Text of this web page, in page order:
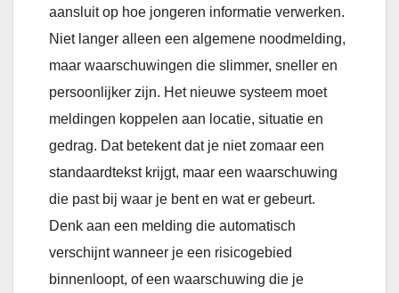
aansluit op hoe jongeren informatie verwerken.
Niet langer alleen een algemene noodmelding,
maar waarschuwingen die slimmer, sneller en
persoonlijker zijn. Het nieuwe systeem moet
meldingen koppelen aan locatie, situatie en
gedrag. Dat betekent dat je niet zomaar een
standaardtekst krijgt, maar een waarschuwing
die past bij waar je bent en wat er gebeurt.
Denk aan een melding die automatisch
verschijnt wanneer je een risicogebied
binnenloopt, of een waarschuwing die je